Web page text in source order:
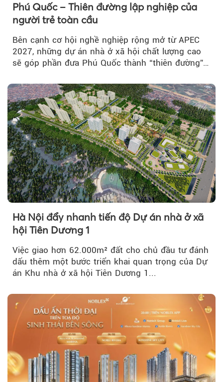
Phú Quốc – Thiên đường lập nghiệp của
người trẻ toàn cầu
Bên cạnh cơ hội nghề nghiệp rộng mở từ APEC
2027, những dự án nhà ở xã hội chất lượng cao
sẽ góp phần đưa Phú Quốc thành “thiên đường”
Hà Nội đẩy nhanh tiến độ Dự án nhà ở xã
hội Tiên Dương 1
Việc giao hơn 62.000m² đất cho chủ đầu tư đánh
dấu thêm một bước triển khai quan trọng của Dự
án Khu nhà ở xã hội Tiên Dương 1...